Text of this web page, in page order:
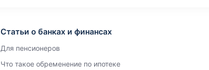
Статьи о банках и финансах
Для пенсионеров
Что такое обременение по ипотеке